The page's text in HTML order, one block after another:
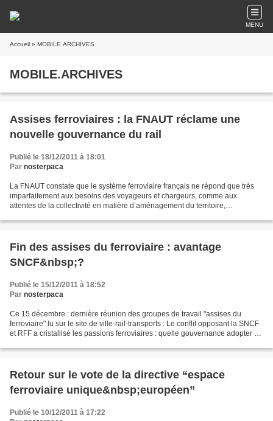
MENU
Accueil » MOBILE.ARCHIVES
MOBILE.ARCHIVES
Assises ferroviaires : la FNAUT réclame une
nouvelle gouvernance du rail
Publié le 18/12/2011 à 18:01
Par nosterpaca
La FNAUT constate que le système ferroviaire français ne répond que très
imparfaitement aux besoins des voyageurs et chargeurs, comme aux
attentes de la collectivité en matière d’aménagement du territoire,
Fin des assises du ferroviaire : avantage
SNCF&nbsp;?
Publié le 15/12/2011 à 18:52
Par nosterpaca
Ce 15 décembre : dernière réunion des groupes de travail "assises du
ferroviaire" lu sur le site de ville-rail-transports : Le conflit opposant la SNCF
et RFF a cristallisé les passions ferroviaires : quelle gouvernance adopter ?
Retour sur le vote de la directive “espace
ferroviaire unique&nbsp;européen”
Publié le 10/12/2011 à 17:22